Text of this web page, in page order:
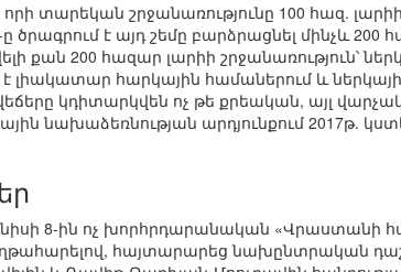
տարեկան շրջանառությունը 100 հազ.
է այդ շեմը բարձրացնել մինչև 200
քան 200 հազար լարիի շրջանառություն՝
հարկային համաներում և
կդիտարկվեն ոչ թե քրեական, այլ
նախաձեռնության արդյունքում 2017թ.
8-ին ոչ խորհրդարանական «Վրաստանի
հայտարարեց նախընտրական